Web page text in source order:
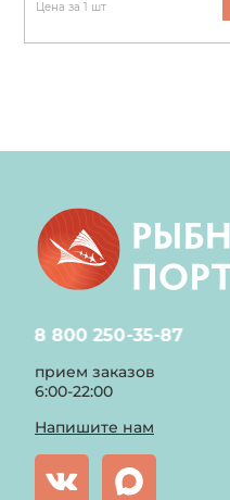
Цена за 1 шт
8 800 250-35-87
прием заказов
6:00-22:00
Напишите нам